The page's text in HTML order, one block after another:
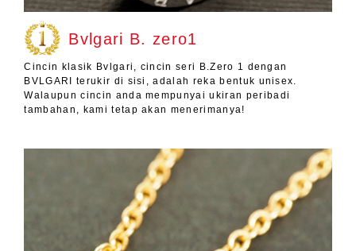
Bvlgari B. zero1
Cincin klasik Bvlgari, cincin seri B.Zero 1 dengan
BVLGARI terukir di sisi, adalah reka bentuk unisex.
Walaupun cincin anda mempunyai ukiran peribadi
tambahan, kami tetap akan menerimanya!